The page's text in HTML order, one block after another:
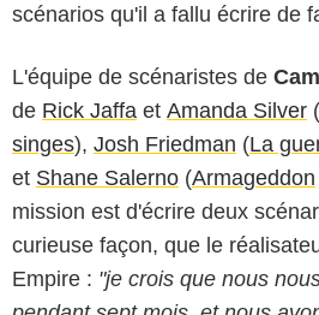
scénarios qu'il a fallu écrire de
L'équipe de scénaristes de
de Rick Jaffa et Amanda Silver (
singes), Josh Friedman (La
et Shane Salerno (Armageddon
mission est d'écrire deux
curieuse façon, que le
Empire : "je crois que nous